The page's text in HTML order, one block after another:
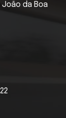
João da Boa